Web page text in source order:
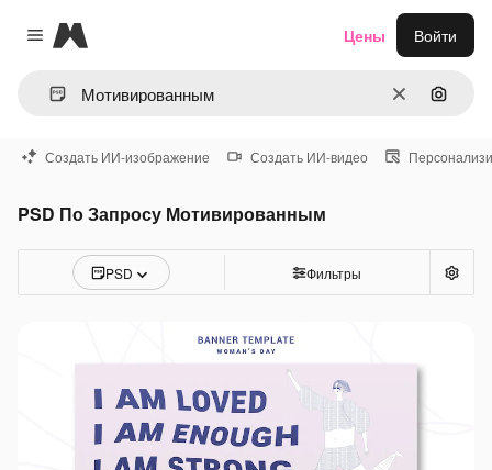
Close menu
Magnific
ОчиститьПоиск
Цены Войти
Создать ИИ-изображение Создать ИИ-видео
PSD По Запросу Мотивированным
PSD Фильтры